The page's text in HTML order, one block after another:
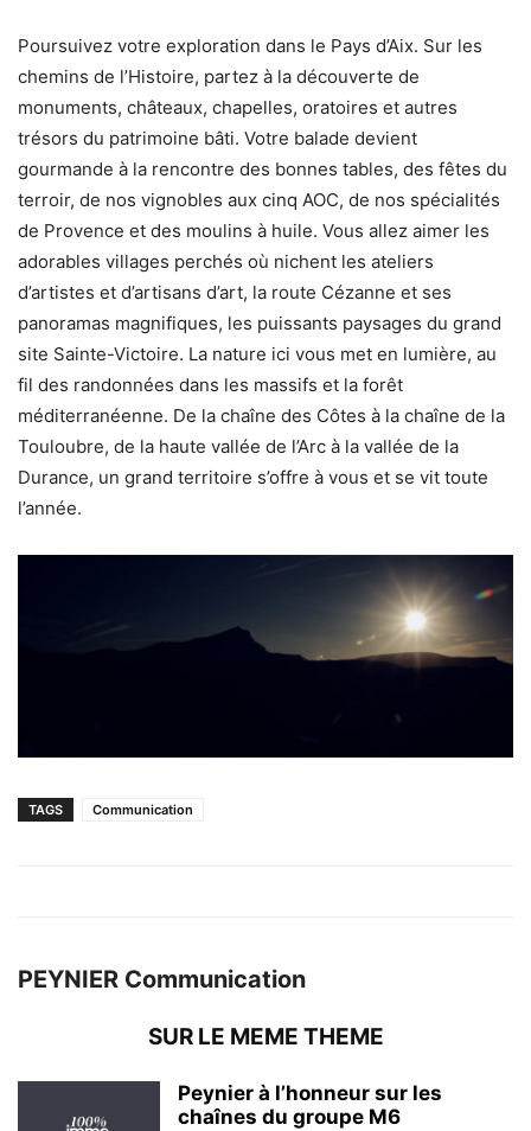
Poursuivez votre exploration dans le Pays d’Aix. Sur les
chemins de l’Histoire, partez à la découverte de
monuments, châteaux, chapelles, oratoires et autres
trésors du patrimoine bâti. Votre balade devient
gourmande à la rencontre des bonnes tables, des fêtes du
terroir, de nos vignobles aux cinq AOC, de nos spécialités
de Provence et des moulins à huile. Vous allez aimer les
adorables villages perchés où nichent les ateliers
d’artistes et d’artisans d’art, la route Cézanne et ses
panoramas magnifiques, les puissants paysages du grand
site Sainte-Victoire. La nature ici vous met en lumière, au
fil des randonnées dans les massifs et la forêt
méditerranéenne. De la chaîne des Côtes à la chaîne de la
Touloubre, de la haute vallée de l’Arc à la vallée de la
Durance, un grand territoire s’offre à vous et se vit toute
l’année.
TAGS Communication
PEYNIER Communication
SUR LE MEME THEME
Peynier à l’honneur sur les
chaînes du groupe M6